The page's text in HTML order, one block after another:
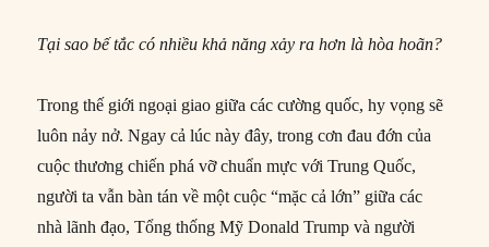
Tại sao bế tắc có nhiều khả năng xảy ra hơn là hòa hoãn?
Trong thế giới ngoại giao giữa các cường quốc, hy vọng sẽ
luôn nảy nở. Ngay cả lúc này đây, trong cơn đau đớn của
cuộc thương chiến phá vỡ chuẩn mực với Trung Quốc,
người ta vẫn bàn tán về một cuộc “mặc cả lớn” giữa các
nhà lãnh đạo, Tổng thống Mỹ Donald Trump và người